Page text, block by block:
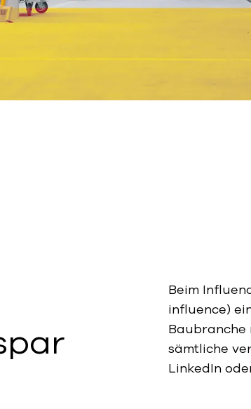
Beim
influence)
sämtliche
LinkedIn